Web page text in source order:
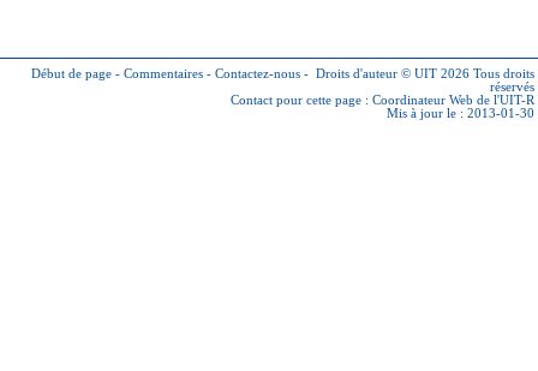
Début de page - Commentaires - Contactez-nous - Droits d'auteur © UIT 2026 Tous droits
réservés
Contact pour cette page : Coordinateur Web de l'UIT-R
Mis à jour le : 2013-01-30